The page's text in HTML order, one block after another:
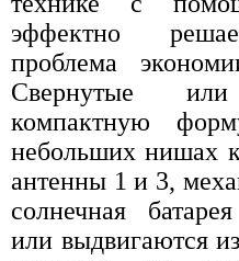
эффектно
проблема
Свернутые
компактную
небольших нишах
антенны 1 и 3,
солнечная
или выдвигаются